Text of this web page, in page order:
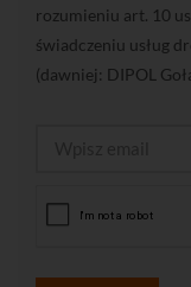
rozumieniu art. 10
świadczeniu usług
(dawniej: DIPOL